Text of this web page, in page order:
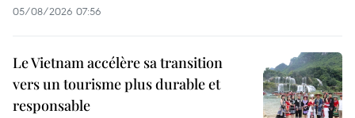
05/08/2026 07:56
Le Vietnam accélère sa transition
vers un tourisme plus durable et
responsable